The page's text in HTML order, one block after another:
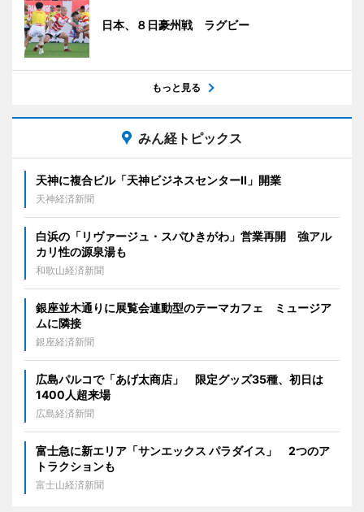
日本、８日豪州戦 ラグビー
もっと見る
みん経トピックス
天神に複合ビル「天神ビジネスセンターII」開業
天神経済新聞
白浜の「リヴァージュ・スパひきがわ」営業再開 強アル
カリ性の源泉湯も
和歌山経済新聞
銀座並木通りに展覧会連動型のテーマカフェ ミュージア
ムに隣接
銀座経済新聞
広島パルコで「あげ太商店」 限定グッズ35種、初日は
1400人超来場
広島経済新聞
富士急に新エリア「サンエックス パラダイス」 2つのア
トラクションも
富士山経済新聞